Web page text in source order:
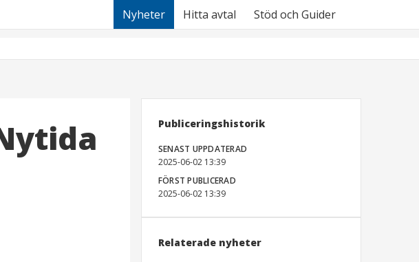
Nyheter Hitta avtal Stöd och Guider
Publiceringshistorik
SENAST UPPDATERAD
2025-06-02 13:39
FÖRST PUBLICERAD
2025-06-02 13:39
Relaterade nyheter